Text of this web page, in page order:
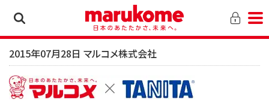
2015年07月28日 マルコメ株式会社